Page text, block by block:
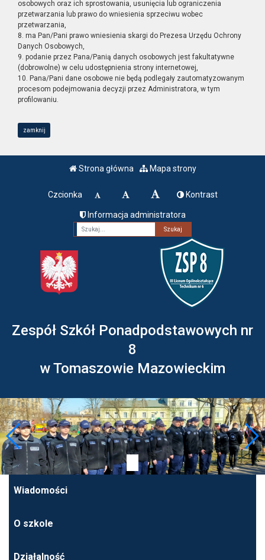
osobowych oraz ich sprostowania, usunięcia lub ograniczenia
przetwarzania lub prawo do wniesienia sprzeciwu wobec
przetwarzania,
8. ma Pan/Pani prawo wniesienia skargi do Prezesa Urzędu Ochrony
Danych Osobowych,
9. podanie przez Pana/Panią danych osobowych jest fakultatywne
(dobrowolne) w celu udostępnienia strony internetowej,
10. Pana/Pani dane osobowe nie będą podlegały zautomatyzowanym
procesom podejmowania decyzji przez Administratora, w tym
profilowaniu.
zamknij
Strona główna Mapa strony
Czcionka Kontrast
Informacja administratora
Fraza
Zespół Szkół Ponadpodstawowych nr
8
w Tomaszowie Mazowieckim
Wiadomości
O szkole
Działalność